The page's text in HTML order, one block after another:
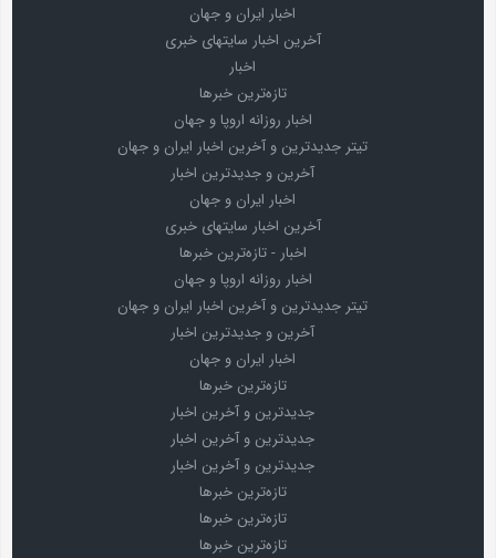
اخبار ایران و جهان
آخرین اخبار سایتهای خبری
اخبار
تازه‌ترین خبرها
اخبار روزانه اروپا و جهان
تیتر جدیدترین و آخرین اخبار ایران و جهان
آخرین و جدیدترین اخبار
اخبار ایران و جهان
آخرین اخبار سایتهای خبری
اخبار - تازه‌ترین خبرها
اخبار روزانه اروپا و جهان
تیتر جدیدترین و آخرین اخبار ایران و جهان
آخرین و جدیدترین اخبار
اخبار ایران و جهان
تازه‌ترین خبرها
جدیدترین و آخرین اخبار
جدیدترین و آخرین اخبار
جدیدترین و آخرین اخبار
تازه‌ترین خبرها
تازه‌ترین خبرها
تازه‌ترین خبرها